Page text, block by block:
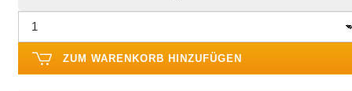
ZUM WARENKORB HINZUFÜGEN